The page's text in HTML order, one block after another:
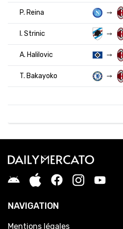
P. Reina
I. Strinic
A. Halilovic
T. Bakayoko
NAVIGATION
Mentions légales